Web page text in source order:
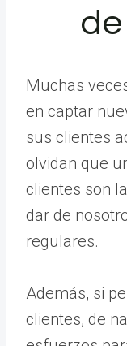
Muchas
en captar
sus clientes
olvidan que
clientes son
dar de
regulares.
Además, si
clientes, de